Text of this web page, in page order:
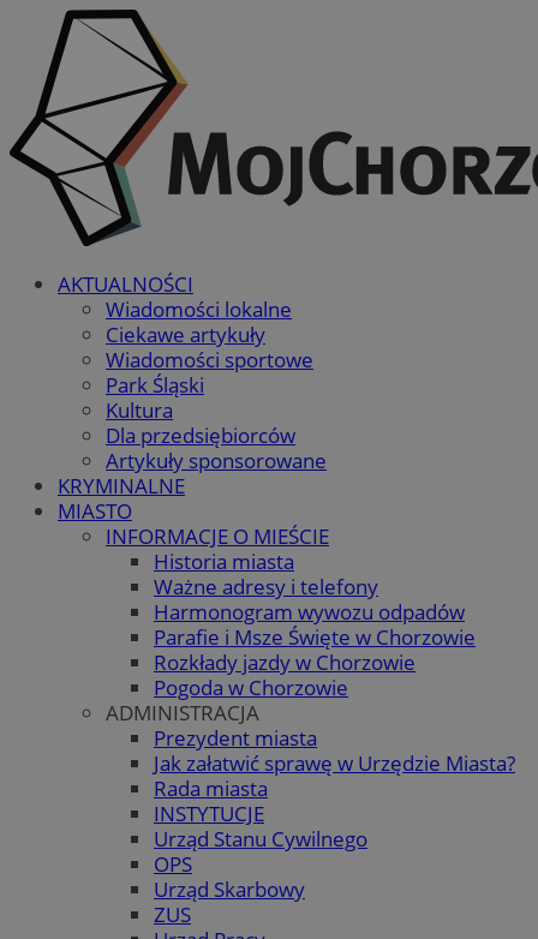
AKTUALNOŚCI
Wiadomości lokalne
Ciekawe artykuły
Wiadomości sportowe
Park Śląski
Kultura
Dla przedsiębiorców
Artykuły sponsorowane
KRYMINALNE
MIASTO
INFORMACJE O MIEŚCIE
Historia miasta
Ważne adresy i telefony
Harmonogram wywozu odpadów
Parafie i Msze Święte w Chorzowie
Rozkłady jazdy w Chorzowie
Pogoda w Chorzowie
ADMINISTRACJA
Prezydent miasta
Jak załatwić sprawę w Urzędzie Miasta?
Rada miasta
INSTYTUCJE
Urząd Stanu Cywilnego
OPS
Urząd Skarbowy
ZUS